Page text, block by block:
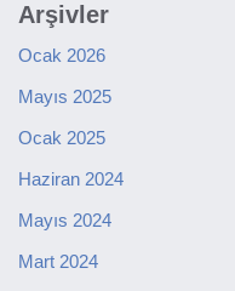
Arşivler
Ocak 2026
Mayıs 2025
Ocak 2025
Haziran 2024
Mayıs 2024
Mart 2024